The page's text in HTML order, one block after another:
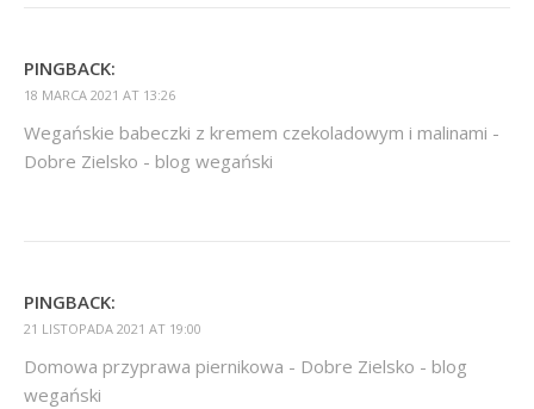
PINGBACK:
18 MARCA 2021 AT 13:26
Wegańskie babeczki z kremem czekoladowym i malinami -
Dobre Zielsko - blog wegański
PINGBACK:
21 LISTOPADA 2021 AT 19:00
Domowa przyprawa piernikowa - Dobre Zielsko - blog
wegański